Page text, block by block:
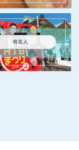
有名人